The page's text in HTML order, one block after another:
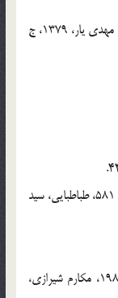
[1] . ميرخلف زاده، قاسم، داستانهايي از خدا، انتشارات مهدي يار، 1379، ج
[6] . كليني، محمد بن يعقوب، اصول كافي، ج 2، ص 581، طباطبايي، سيد
[8] . مجلسي، محمد باقر، بحار الانوار، ج 81، ص 198، مکارم شيرازي،